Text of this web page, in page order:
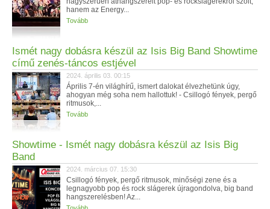
hanem az Energy...
Tovább
Ismét nagy dobásra készül az Isis Big Band Showtime
című zenés-táncos estjével
2024. április 03. 00:15
Április 7-én világhírű, ismert dalokat élvezhetünk úgy,
ahogyan még soha nem hallottuk! - Csillogó fények, pergő
ritmusok,...
Tovább
Showtime - Ismét nagy dobásra készül az Isis Big
Band
2024. március 07. 15:30
Csillogó fények, pergő ritmusok, minőségi zene és a
legnagyobb pop és rock slágerek újragondolva, big band
hangszerelésben! Az...